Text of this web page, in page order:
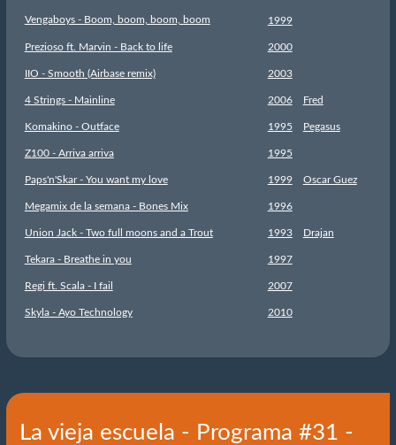
Vengaboys - Boom, boom, boom, boom 1999
Prezioso ft. Marvin - Back to life 2000
IIO - Smooth (Airbase remix) 2003
4 Strings - Mainline 2006 Fred
Komakino - Outface 1995 Pegasus
Z100 - Arriva arriva 1995
Paps'n'Skar - You want my love 1999 Oscar Guez
Megamix de la semana - Bones Mix 1996
Union Jack - Two full moons and a Trout 1993 Drajan
Tekara - Breathe in you 1997
Regi ft. Scala - I fail 2007
Skyla - Ayo Technology 2010
La vieja escuela - Programa #31 -